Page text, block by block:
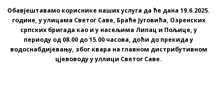
Обавјештавамо кориснике наших услуга да ће дана 19.6.2025.
године, у улицама Светог Саве, Браће Југовића, Озренских
српских бригада као и у насељима Липац и Пољице, у
периоду од 08.00 до 15.00 часова, доћи до прекида у
водоснабдијевању, због квара на главном дистрибутивном
цјевоводу у уллици Светог Саве.